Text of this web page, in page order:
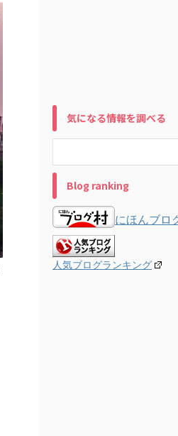
気になる情報を調べる
Blog ranking
にほんブロ
人気ブログランキング